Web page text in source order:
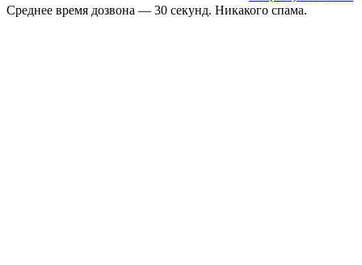
Среднее время дозвона — 30 секунд. Никакого спама.